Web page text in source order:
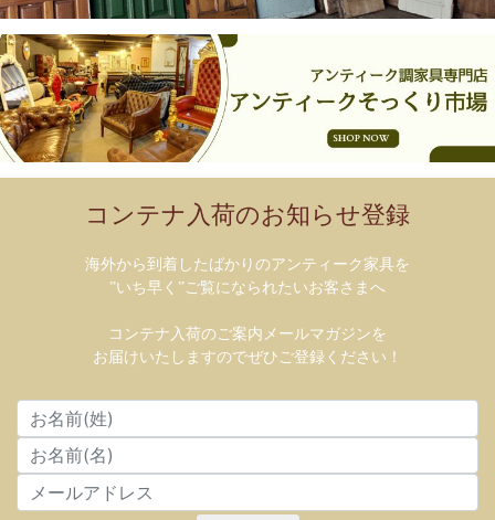
コンテナ入荷のお知らせ登録
海外から到着したばかりのアンティーク家具を
”いち早く”ご覧になられたいお客さまへ
コンテナ入荷のご案内メールマガジンを
お届けいたしますのでぜひご登録ください！